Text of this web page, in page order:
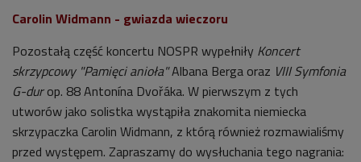
Carolin Widmann - gwiazda wieczoru
Pozostałą część koncertu NOSPR wypełniły Koncert
skrzypcowy "Pamięci anioła"Albana Berga oraz VIII Symfonia
G-durop. 88 Antonína Dvořáka. W pierwszym z tych
utworów jako solistka wystąpiła znakomita niemiecka
skrzypaczka Carolin Widmann, z którą również rozmawialiśmy
przed występem. Zapraszamy do wysłuchania tego nagrania: